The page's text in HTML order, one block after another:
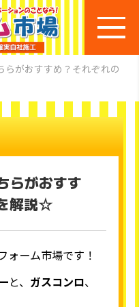
らがおすすめ？それぞれの
らがおすす
解説☆
ォーム市場です！
と、 ガスコンロ、